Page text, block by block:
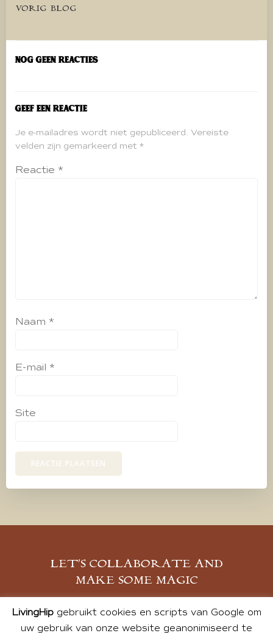
Bericht
navigatie
VORIG BLOG
Nog geen reacties
Geef een reactie
Je e-mailadres wordt niet gepubliceerd. Vereiste
velden zijn gemarkeerd met *
Reactie *
Naam *
E-mail *
Site
LET’S COLLABORATE AND
MAKE SOME MAGIC
MELD JE AAN
LivingHipgebruikt cookies en scripts van Google om
uw gebruik van onze website geanonimiseerd te